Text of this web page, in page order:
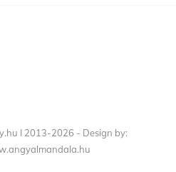
I 2013-2026 - Design by: